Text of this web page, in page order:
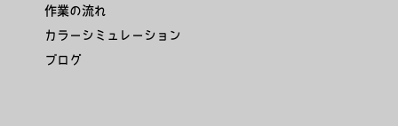
作業の流れ
カラーシミュレーション
ブログ